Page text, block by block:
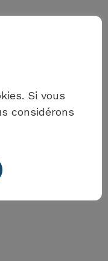
Si vous
considérons